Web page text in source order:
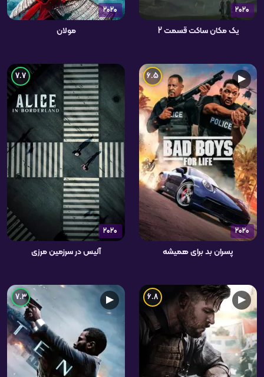
2020
یک مکان ساکت قسمت 2
2020
مولان
2020
▶
6.5
پسران بد برای همیشه
2020
7.7
آلیس در سرزمین مرزی
▶
6.8
▶
7.3